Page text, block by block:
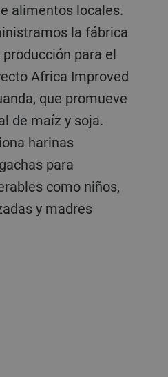
alimentos locales.
la fábrica
para el
Africa Improved
que promueve
de maíz y soja.
harinas
para
como niños,
y madres